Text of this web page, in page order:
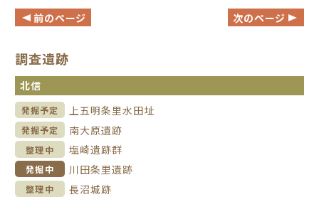
前のページ 次のページ
調査遺跡
北信
発掘予定 上五明条里水田址
発掘予定 南大原遺跡
整理中 塩崎遺跡群
発掘中 川田条里遺跡
整理中
長沼城跡